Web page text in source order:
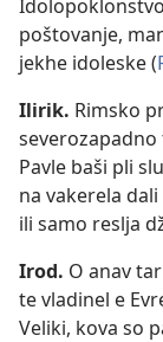
poštovanje,
jekhe idoleske (
Ilirik. Rimsko
Pavle baši pli
na vakerela
ili samo reslja
Irod. O anav
te vladinel e
Veliki, kova so